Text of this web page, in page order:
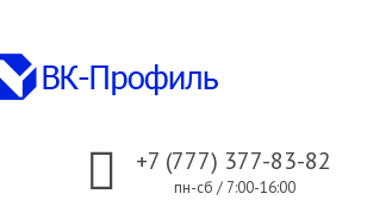
+7 (777) 377-83-82
пн-сб / 7:00-16:00